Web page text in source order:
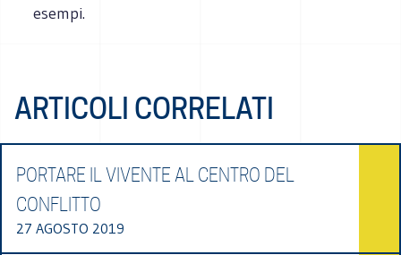
esempi.
ARTICOLI CORRELATI
PORTARE IL VIVENTE AL CENTRO DEL
CONFLITTO
27 AGOSTO 2019